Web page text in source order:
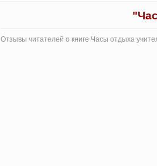
Отзывы читателей о книге Часы отдыха